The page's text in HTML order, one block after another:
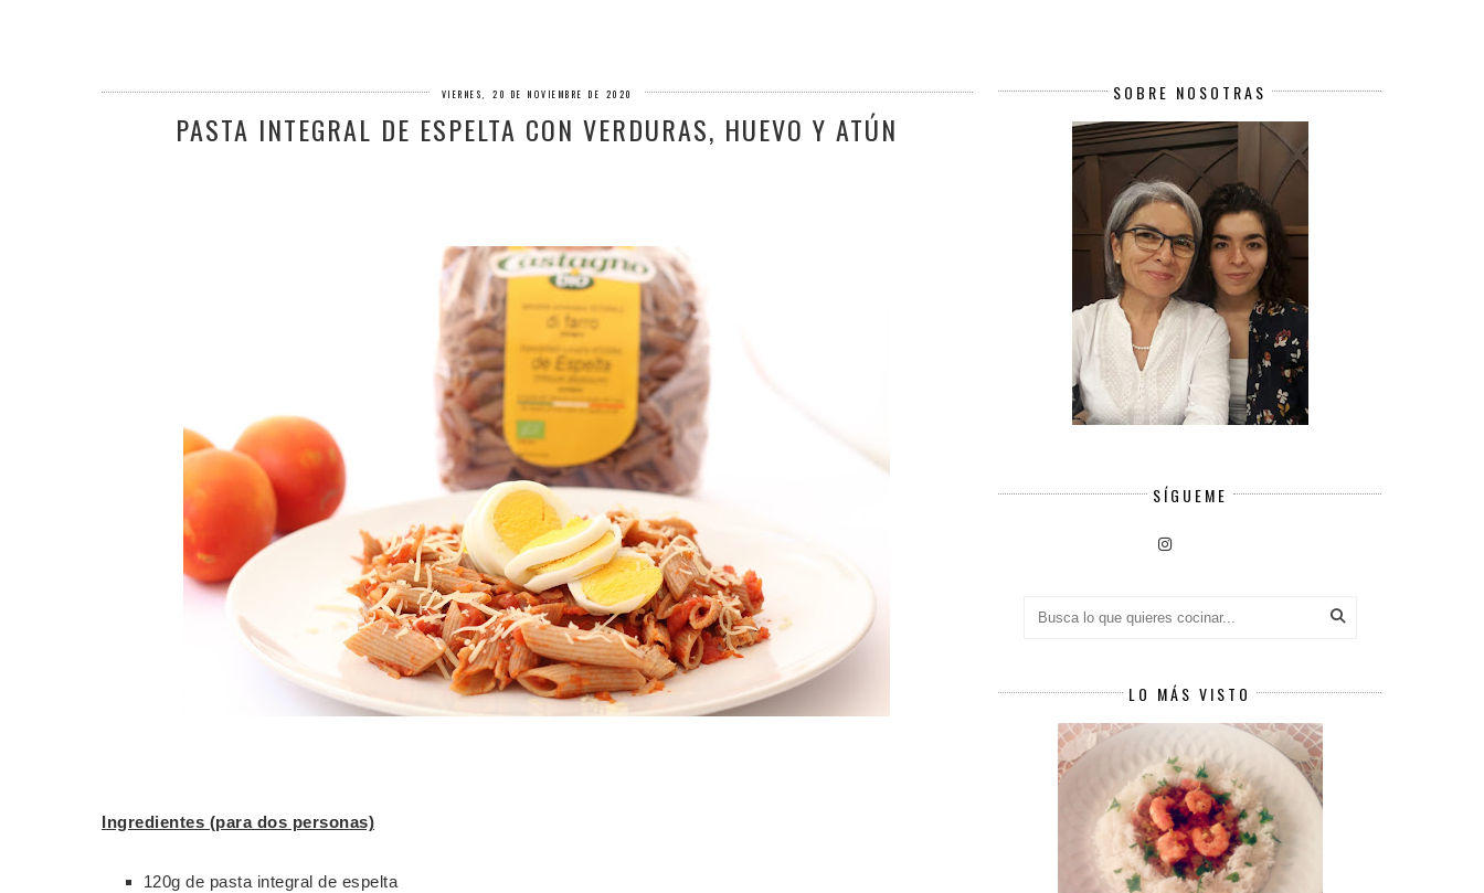
VIERNES, 20 DE NOVIEMBRE DE 2020
PASTA INTEGRAL DE ESPELTA CON VERDURAS, HUEVO Y ATÚN
Ingredientes (para dos personas)
120g de pasta integral de espelta
SOBRE NOSOTRAS
SÍGUEME
LO MÁS VISTO